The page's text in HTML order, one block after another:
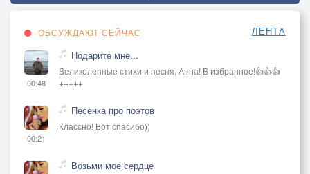
ОБСУЖДАЮТ СЕЙЧАС ЛЕНТА
00:48
Подарите мне...
Великолепные стихи и песня, Анна! В избранное!👍👍👍
+++++
00:21
Песенка про поэтов
Классно! Вот спасибо))
Возьми мое сердце